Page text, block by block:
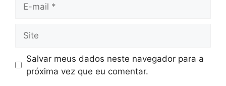
mail
Salvar meus dados neste navegador para a
próxima vez que eu comentar.